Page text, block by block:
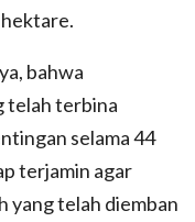
bahwa
telah terbina
selama 44
terjamin agar
yang telah diemban